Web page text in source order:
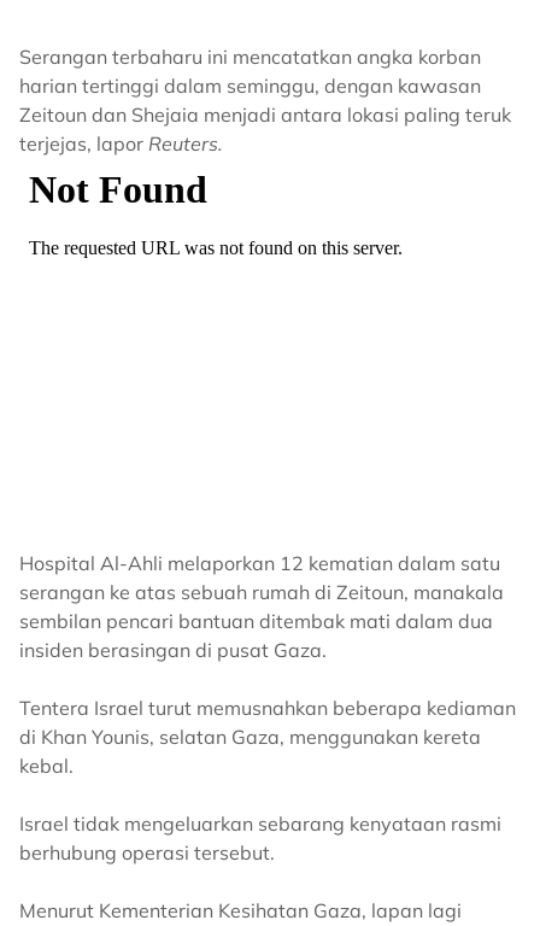
Serangan terbaharu ini mencatatkan angka korban
harian tertinggi dalam seminggu, dengan kawasan
Zeitoun dan Shejaia menjadi antara lokasi paling teruk
terjejas, lapor Reuters.
Hospital Al-Ahli melaporkan 12 kematian dalam satu
serangan ke atas sebuah rumah di Zeitoun, manakala
sembilan pencari bantuan ditembak mati dalam dua
insiden berasingan di pusat Gaza.
Tentera Israel turut memusnahkan beberapa kediaman
di Khan Younis, selatan Gaza, menggunakan kereta
kebal.
Israel tidak mengeluarkan sebarang kenyataan rasmi
berhubung operasi tersebut.
Menurut Kementerian Kesihatan Gaza, lapan lagi